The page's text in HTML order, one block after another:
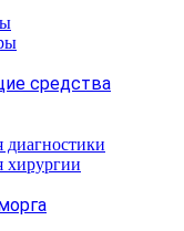
средства
хирургии